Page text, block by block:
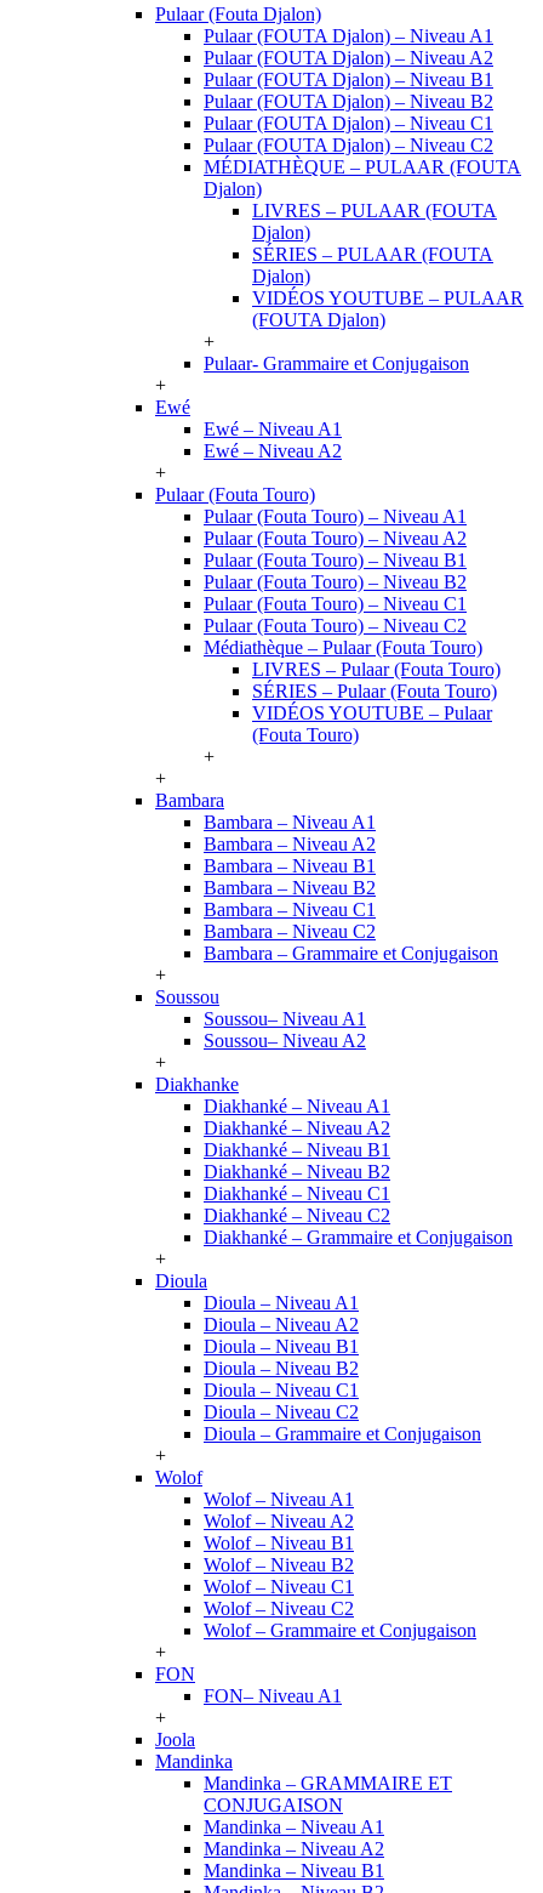
Pulaar (Fouta Djalon)
Pulaar (FOUTA Djalon) – Niveau A1
Pulaar (FOUTA Djalon) – Niveau A2
Pulaar (FOUTA Djalon) – Niveau B1
Pulaar (FOUTA Djalon) – Niveau B2
Pulaar (FOUTA Djalon) – Niveau C1
Pulaar (FOUTA Djalon) – Niveau C2
MÉDIATHÈQUE – PULAAR (FOUTA
Djalon)
LIVRES – PULAAR (FOUTA
Djalon)
SÉRIES – PULAAR (FOUTA
Djalon)
VIDÉOS YOUTUBE – PULAAR
(FOUTA Djalon)
+
Pulaar- Grammaire et Conjugaison
+
Ewé
Ewé – Niveau A1
Ewé – Niveau A2
+
Pulaar (Fouta Touro)
Pulaar (Fouta Touro) – Niveau A1
Pulaar (Fouta Touro) – Niveau A2
Pulaar (Fouta Touro) – Niveau B1
Pulaar (Fouta Touro) – Niveau B2
Pulaar (Fouta Touro) – Niveau C1
Pulaar (Fouta Touro) – Niveau C2
Médiathèque – Pulaar (Fouta Touro)
LIVRES – Pulaar (Fouta Touro)
SÉRIES – Pulaar (Fouta Touro)
VIDÉOS YOUTUBE – Pulaar
(Fouta Touro)
+
+
Bambara
Bambara – Niveau A1
Bambara – Niveau A2
Bambara – Niveau B1
Bambara – Niveau B2
Bambara – Niveau C1
Bambara – Niveau C2
Bambara – Grammaire et Conjugaison
+
Soussou
Soussou– Niveau A1
Soussou– Niveau A2
+
Diakhanke
Diakhanké – Niveau A1
Diakhanké – Niveau A2
Diakhanké – Niveau B1
Diakhanké – Niveau B2
Diakhanké – Niveau C1
Diakhanké – Niveau C2
Diakhanké – Grammaire et Conjugaison
+
Dioula
Dioula – Niveau A1
Dioula – Niveau A2
Dioula – Niveau B1
Dioula – Niveau B2
Dioula – Niveau C1
Dioula – Niveau C2
Dioula – Grammaire et Conjugaison
+
Wolof
Wolof – Niveau A1
Wolof – Niveau A2
Wolof – Niveau B1
Wolof – Niveau B2
Wolof – Niveau C1
Wolof – Niveau C2
Wolof – Grammaire et Conjugaison
+
FON
FON– Niveau A1
+
Joola
Mandinka
Mandinka – GRAMMAIRE ET
CONJUGAISON
Mandinka – Niveau A1
Mandinka – Niveau A2
Mandinka – Niveau B1